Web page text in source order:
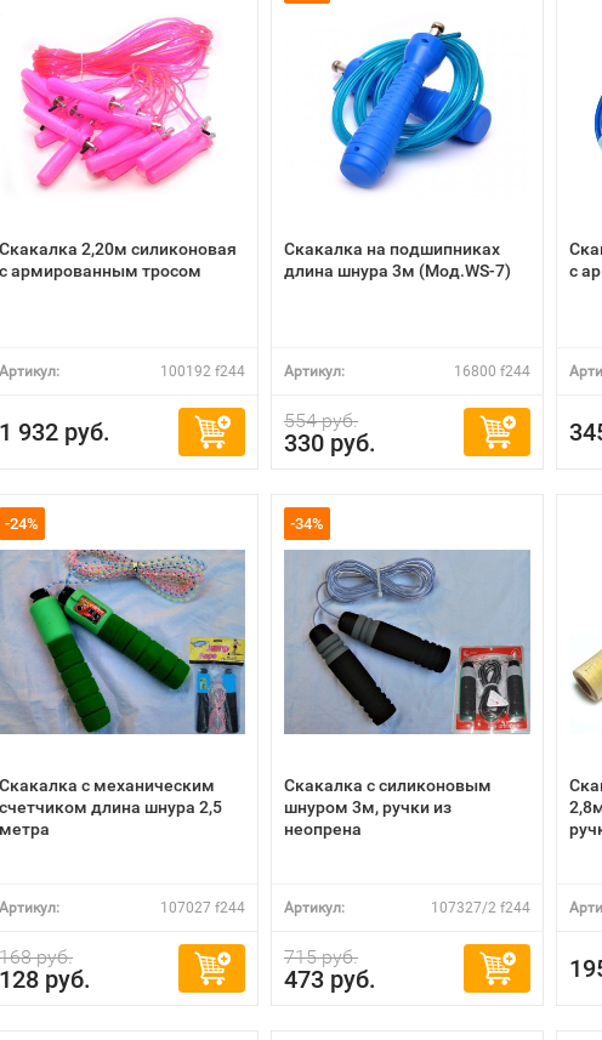
Скакалка 2,20м силиконовая
с армированным тросом
Артикул: 100192 f244
1 932 руб.
Скакалка на подшипниках
длина шнура 3м (Мод.WS-7)
Артикул: 16800 f244
554 руб.
330 руб.
с
-24%
Скакалка с механическим
счетчиком длина шнура 2,5
метра
Артикул: 107027 f244
168 руб.
128 руб.
-34%
Скакалка с силиконовым
шнуром 3м, ручки из
неопрена
Артикул: 107327/2 f244
715 руб.
473 руб.